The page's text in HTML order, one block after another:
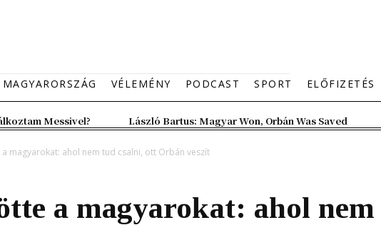
MAGYARORSZÁG VÉLEMÉNY PODCAST SPORT ELŐFIZETÉS
Messivel? László Bartus: Magyar Won, Orbán Was Saved
magyarokat: ahol nem tud csalni, ott Orbán veszít
a magyarokat: ahol nem